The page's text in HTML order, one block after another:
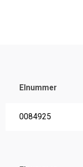
Elnummer
0084925